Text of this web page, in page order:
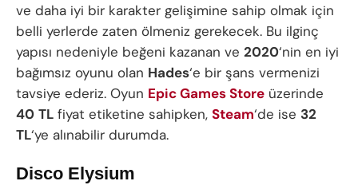
ve daha iyi bir karakter gelişimine sahip olmak için
belli yerlerde zaten ölmeniz gerekecek. Bu ilginç
yapısı nedeniyle beğeni kazanan ve 2020‘nin en iyi
bağımsız oyunu olan Hades‘e bir şans vermenizi
tavsiye ederiz. Oyun Epic Games Store üzerinde
40 TL fiyat etiketine sahipken, Steam‘de ise 32
TL‘ye alınabilir durumda.
Disco Elysium